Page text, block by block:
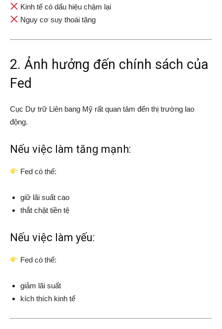
Kinh tế có dấu hiệu chậm lại
Nguy cơ suy thoái tăng
2. Ảnh hưởng đến chính sách của
Fed
Cục Dự trữ Liên bang Mỹ rất quan tâm đến thị trường lao
động.
Nếu việc làm tăng mạnh:
Fed có thể:
giữ lãi suất cao
thắt chặt tiền tệ
Nếu việc làm yếu:
Fed có thể:
giảm lãi suất
kích thích kinh tế